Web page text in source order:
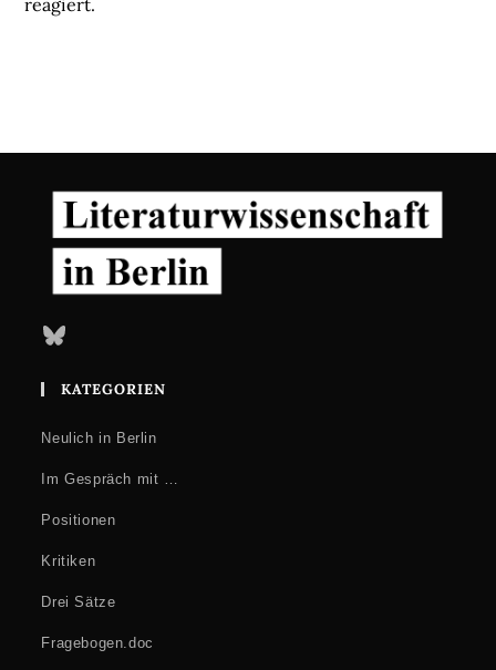
reagiert.
Bluesky
KATEGORIEN
Neulich in Berlin
Im Gespräch mit …
Positionen
Kritiken
Drei Sätze
Fragebogen.doc